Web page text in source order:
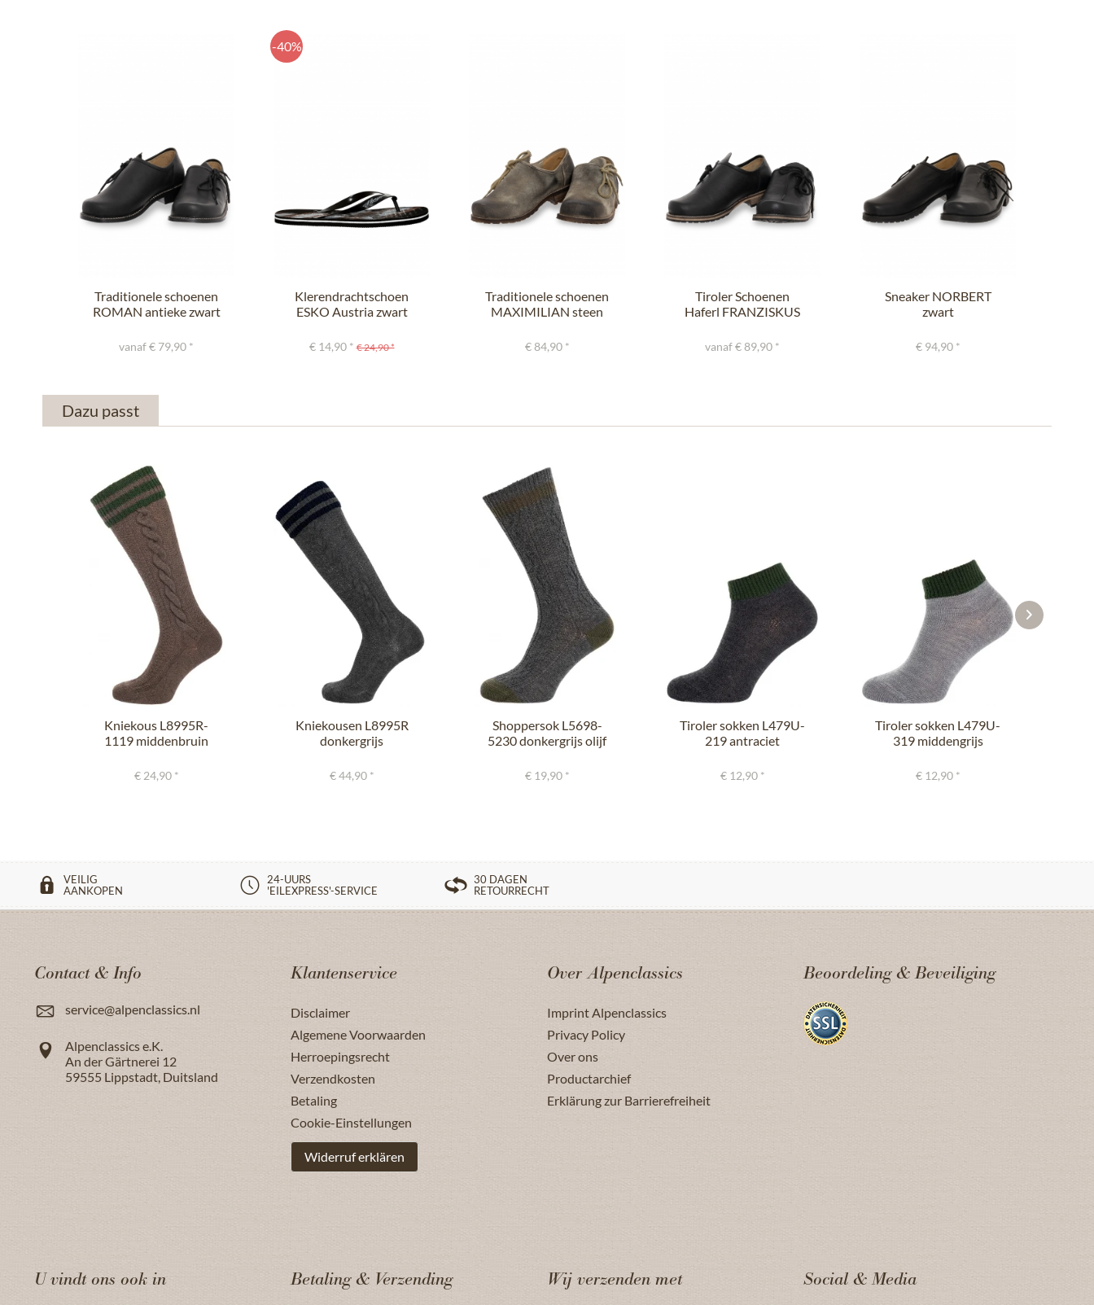
Traditionele schoenen
ROMAN antieke zwart
vanaf € 79,90 *
-40%
Klerendrachtschoen
ESKO Austria zwart
€ 14,90 * € 24,90 *
Traditionele schoenen
MAXIMILIAN steen
€ 84,90 *
Tiroler Schoenen
Haferl FRANZISKUS
vanaf € 89,90 *
Sneaker NORBERT
zwart
€ 94,90 *
Dazu passt
Kniekous L8995R-
1119 middenbruin
€ 24,90 *
Kniekousen L8995R
donkergrijs
€ 44,90 *
Shoppersok L5698-
5230 donkergrijs olijf
€ 19,90 *
Tiroler sokken L479U-
219 antraciet
€ 12,90 *
Tiroler sokken L479U-
319 middengrijs
€ 12,90 *
VEILIG
AANKOPEN
24-UURS
'EILEXPRESS'-SERVICE
30 DAGEN
RETOURRECHT
Contact & Info
service@alpenclassics.nl
Alpenclassics e.K.
An der Gärtnerei 12
59555 Lippstadt, Duitsland
Klantenservice
Disclaimer
Algemene Voorwaarden
Herroepingsrecht
Verzendkosten
Betaling
Cookie-Einstellungen
Widerruf erklären
Over Alpenclassics
Imprint Alpenclassics
Privacy Policy
Over ons
Productarchief
Erklärung zur Barrierefreiheit
Beoordeling & Beveiliging
U vindt ons ook in Betaling & Verzending Wij verzenden met Social & Media